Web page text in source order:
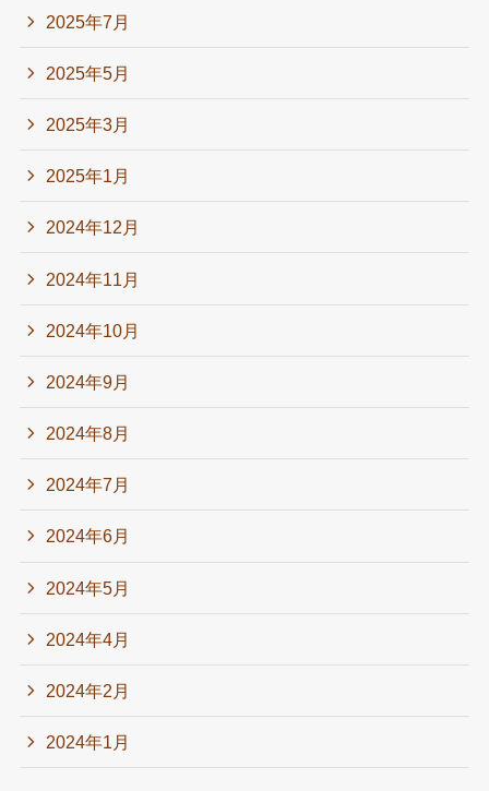
2025年7月
2025年5月
2025年3月
2025年1月
2024年12月
2024年11月
2024年10月
2024年9月
2024年8月
2024年7月
2024年6月
2024年5月
2024年4月
2024年2月
2024年1月